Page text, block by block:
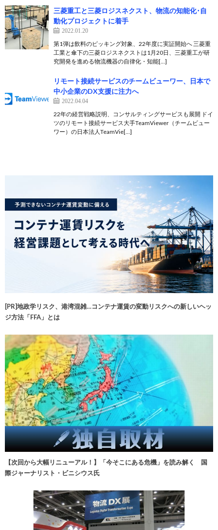
三菱重工と三菱ロジスネクスト、物流の知能化･自
動化プロジェクトに着手
2022.01.20
第1弾は飲料のピッキング対象、22年度に実証開始へ 三菱重
工業と傘下の三菱ロジスネクストは1月20日、三菱重工が研
究開発を進める物流機器の自律化・知能[…]
リモート接続サービスのチームビューワー、日本で
中小企業のDX支援に注力へ
2022.04.04
22年の経営戦略説明、コンサルティングサービスも展開 ドイ
ツのリモート接続サービス大手TeamViewer（チームビュー
ワー）の日本法人TeamVie[…]
[PR]地政学リスク、港湾混雑…コンテナ運賃の変動リスクへの新しいヘッ
ジ方法「FFA」とは
【次回から大幅リニューアル！】「今そこにある危機」を読み解く 国
際ジャーナリスト・ビニシウス氏